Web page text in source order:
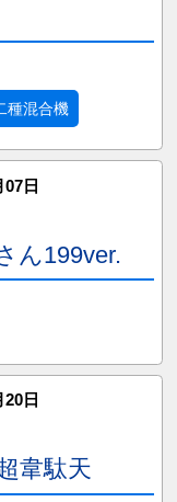
種混合機
日
ん199ver.
日
韋駄天